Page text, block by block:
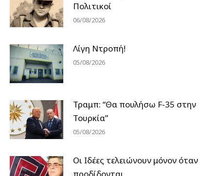
Πολιτικοί
06/08/2026
Λίγη Ντροπή!
05/08/2026
Τραμπ: “Θα πουλήσω F-35 στην
Τουρκία”
05/08/2026
Οι Ιδέες τελειώνουν μόνον όταν